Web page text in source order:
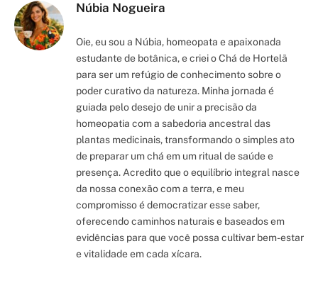
Núbia Nogueira
Oie, eu sou a Núbia, homeopata e apaixonada
estudante de botânica, e criei o Chá de Hortelã
para ser um refúgio de conhecimento sobre o
poder curativo da natureza. Minha jornada é
guiada pelo desejo de unir a precisão da
homeopatia com a sabedoria ancestral das
plantas medicinais, transformando o simples ato
de preparar um chá em um ritual de saúde e
presença. Acredito que o equilíbrio integral nasce
da nossa conexão com a terra, e meu
compromisso é democratizar esse saber,
oferecendo caminhos naturais e baseados em
evidências para que você possa cultivar bem-estar
e vitalidade em cada xícara.